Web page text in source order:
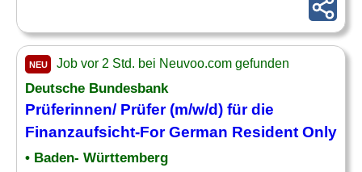
NEU Job vor 2 Std. bei Neuvoo.com gefunden
Deutsche Bundesbank
Prüferinnen/ Prüfer (m/w/d) für die
Finanzaufsicht-For German Resident Only
• Baden- Württemberg